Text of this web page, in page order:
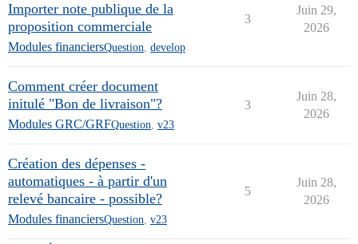
Importer note publique de la
proposition commerciale
Modules financiersQuestion develop
3
Juin 29,
2026
Comment créer document
initulé "Bon de livraison"?
Modules GRC/GRFQuestion v23
3
Juin 28,
2026
Création des dépenses -
automatiques - à partir d'un
relevé bancaire - possible?
Modules financiersQuestion v23
5
Juin 28,
2026